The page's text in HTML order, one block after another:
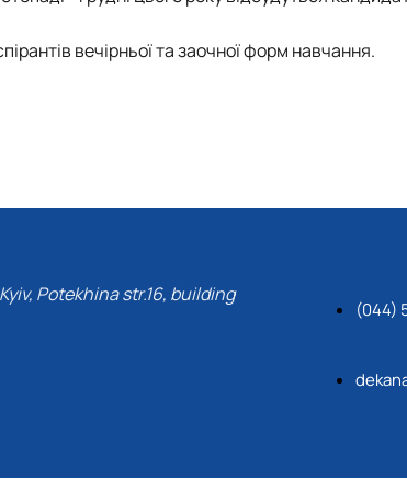
Medic…
рік
вечірньої та заочної форм навчання.
Potekhina str.16, building
(044)